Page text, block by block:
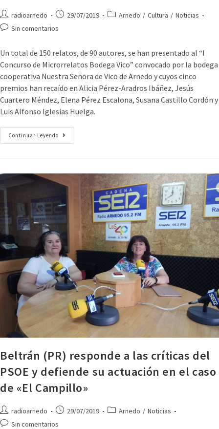
radioarnedo 29/07/2019 Arnedo / Cultura / Noticias
Sin comentarios
Un total de 150 relatos, de 90 autores, se han presentado al “I
Concurso de Microrrelatos Bodega Vico” convocado por la bodega
cooperativa Nuestra Señora de Vico de Arnedo y cuyos cinco
premios han recaído en Alicia Pérez-Aradros Ibáñez, Jesús
Cuartero Méndez, Elena Pérez Escalona, Susana Castillo Cordón y
Luis Alfonso Iglesias Huelga.
Continuar Leyendo
Beltrán (PR) responde a las críticas del
PSOE y defiende su actuación en el caso
de «El Campillo»
radioarnedo 29/07/2019 Arnedo / Noticias
Sin comentarios